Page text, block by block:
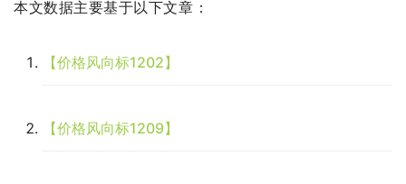
本文数据主要基于以下文章：
【价格风向标1202】
【价格风向标1209】